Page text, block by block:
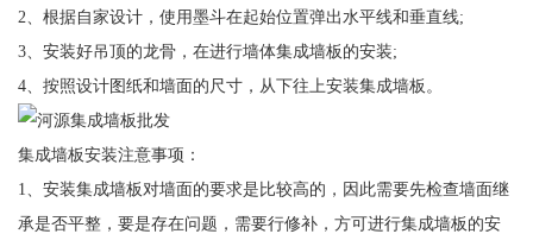
2、根据自家设计，使用墨斗在起始位置弹出水平线和垂直线;
3、安装好吊顶的龙骨，在进行墙体集成墙板的安装;
4、按照设计图纸和墙面的尺寸，从下往上安装集成墙板。
集成墙板安装注意事项：
1、安装集成墙板对墙面的要求是比较高的，因此需要先检查墙面继
承是否平整，要是存在问题，需要行修补，方可进行集成墙板的安